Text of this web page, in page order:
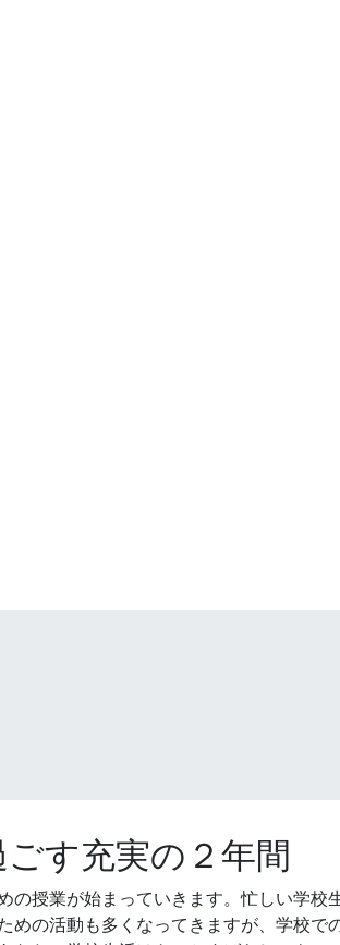
す充実の２年間
授業が始まっていきます。忙しい学
の活動も多くなってきますが、学校